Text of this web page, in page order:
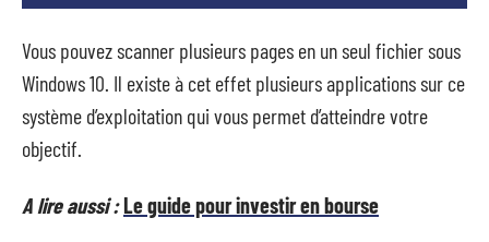
Vous pouvez scanner plusieurs pages en un seul fichier sous
Windows 10. Il existe à cet effet plusieurs applications sur ce
système d’exploitation qui vous permet d’atteindre votre
objectif.
A lire aussi :Le guide pour investir en bourse